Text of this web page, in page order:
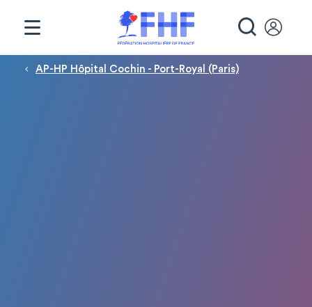
Fil d'Ariane
AP-HP Hôpital Cochin - Port-Royal (Paris)
Panneau de gestion des cookies